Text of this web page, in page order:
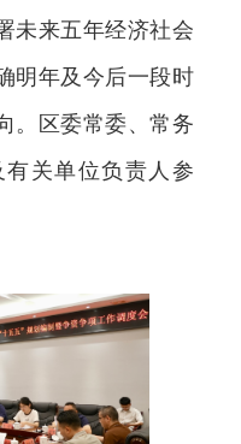
未来五年经济社会
明年及今后一段时
。区委常委、常务
关单位负责人参